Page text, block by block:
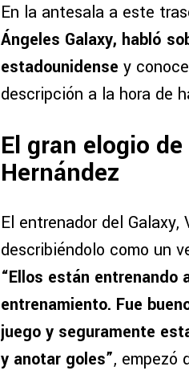
En la antesala a este
Ángeles Galaxy, habló
estadounidense y
descripción a la hora de
El gran elogio
Hernández
El entrenador del
describiéndolo como un
“Ellos están entrenando
entrenamiento. Fue
juego y seguramente
y anotar goles”, empezó